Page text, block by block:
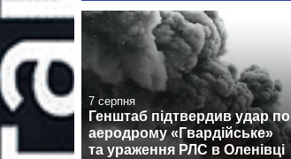
7 серпня
Генштаб підтвердив удар по
аеродрому «Гвардійське»
та ураження РЛС в Оленівці